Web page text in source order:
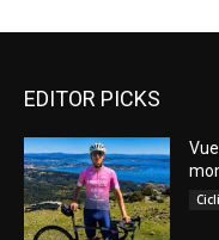
EDITOR PICKS